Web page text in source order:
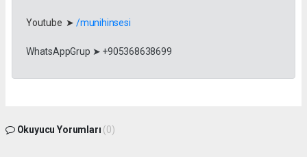
Youtube ➤ /munihinsesi
WhatsAppGrup ➤ +905368638699
Okuyucu Yorumları (0)